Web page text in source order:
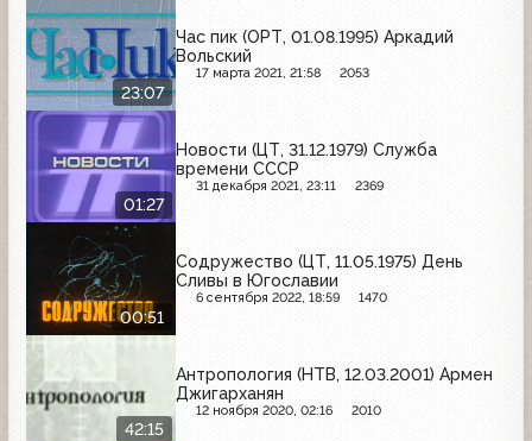
23:07
Час пик (ОРТ, 01.08.1995) Аркадий
Вольский
17 марта 2021, 21:58 2053
01:27
Новости (ЦТ, 31.12.1979) Служба
времени СССР
31 декабря 2021, 23:11 2369
00:51
Содружество (ЦТ, 11.05.1975) День
Сливы в Югославии
6 сентября 2022, 18:59 1470
42:15
Антропология (НТВ, 12.03.2001) Армен
Джигарханян
12 ноября 2020, 02:16 2010